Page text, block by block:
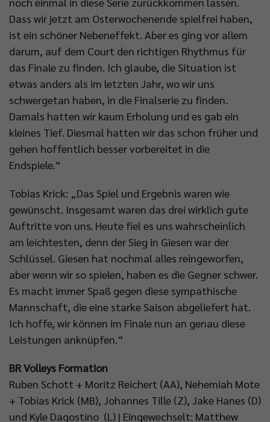
Dass wir jetzt am Osterwochenende spielfrei haben,
ist ein schöner Nebeneffekt. Aber es ging vor allem
darum, auf dem Court den richtigen Rhythmus für
das Finale zu finden. Ich glaube, die Situation ist
etwas anders als im letzten Jahr, wo wir uns
schwergetan haben, in die Finalserie zu finden.
Damals hatten wir kaum Erholung und es gab ein
kleines Tief. Diesmal hatten wir das schon früher und
gehen hoffentlich besser vorbereitet in die
Endspiele.“
Tobias Krick: „Das Spiel und Ergebnis waren wie
gewünscht. Insgesamt waren das drei wirklich gute
Auftritte von uns. Heute fiel es uns wahrscheinlich
am leichtesten, denn der Sieg in Giesen war der
Schlüssel. Giesen hat nochmal alles reingeworfen,
aber wenn wir so spielen, haben es die Gegner schwer.
Es macht immer Spaß gegen diese sympathische
Mannschaft, die eine starke Saison abgeliefert hat.
Ich hoffe, wir können im Finale nun an genau diese
Leistungen anknüpfen.“
BR Volleys Formation
Ruben Schott + Moritz Reichert (AA), Nehemiah Mote
+ Tobias Krick (MB), Johannes Tille (Z), Jake Hanes (D)
und Kyle Dagostino (L) | Eingewechselt: Matthew